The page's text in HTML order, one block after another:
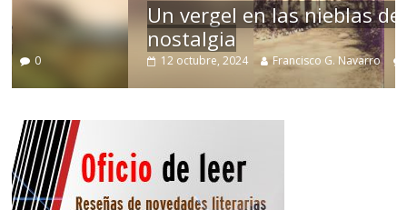
Un vergel en las nieblas de la
nostalgia
Francisco G. Navarro 0